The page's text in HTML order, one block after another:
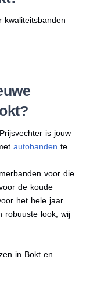
kwaliteitsbanden
is jouw
autobanden te
voor die
de koude
het hele jaar
robuuste look, wij
in Bokt en